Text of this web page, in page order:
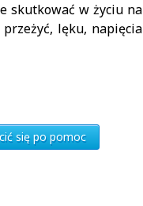
skutkować w życiu na
lęku, napięcia
się po pomoc